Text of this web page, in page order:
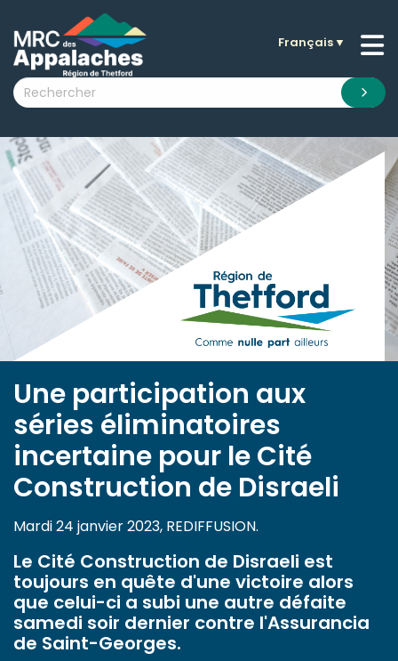
submenu (La MRC )
submenu (Citoyens )
submenu (Visiteurs )
submenu (Nouvelles )
submenu (Documentation )
Français▼
Une participation aux
séries éliminatoires
incertaine pour le Cité
Construction de Disraeli
Mardi 24 janvier 2023, REDIFFUSION.
Le Cité Construction de Disraeli est
toujours en quête d'une victoire alors
que celui-ci a subi une autre défaite
samedi soir dernier contre l'Assurancia
de Saint-Georges.